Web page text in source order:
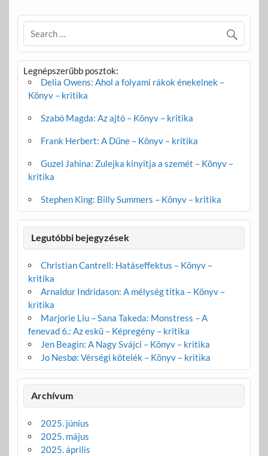
Legnépszerűbb posztok:
Delia Owens: Ahol a folyami rákok énekelnek –
Könyv – kritika
Szabó Magda: Az ajtó – Könyv – kritika
Frank Herbert: A Dűne – Könyv – kritika
Guzel Jahina: Zulejka kinyitja a szemét – Könyv –
kritika
Stephen King: Billy Summers – Könyv – kritika
Legutóbbi bejegyzések
Christian Cantrell: Hatáseffektus – Könyv –
kritika
Arnaldur Indridason: A mélység titka – Könyv –
kritika
Marjorie Liu – Sana Takeda: Monstress – A
fenevad 6.: Az eskü – Képregény – kritika
Jen Beagin: A Nagy Svájci – Könyv – kritika
Jo Nesbø: Vérségi kötelék – Könyv – kritika
Archívum
2025. június
2025. május
2025. április